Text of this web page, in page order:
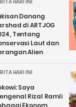
HARI INI
Danang
di ARTJOG
Tentang
Laut dan
Alien
HARI INI
Saya
Rizal Ramli
Ekonom